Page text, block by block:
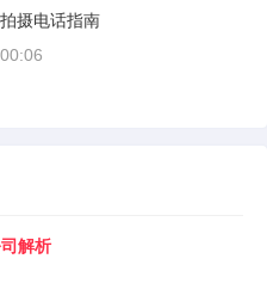
摄电话指南
解析